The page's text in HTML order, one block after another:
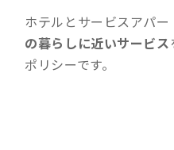
ホテルとサービスアパー
の暮らしに近いサービス
ポリシーです。